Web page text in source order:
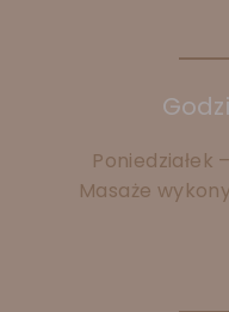
Poniedziałek
Masaże